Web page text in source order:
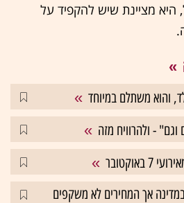
היא מציינת שיש להקפיד על
והוא משתלם במיוחד
- ולהרוויח מזה
אך המחירים לא משקפים